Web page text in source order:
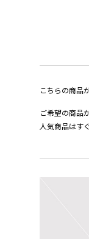
こちらの商品
ご希望の商品
人気商品はす